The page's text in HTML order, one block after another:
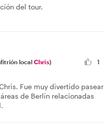
del tour.
local Chris)
1
Fue muy divertido pasear
de Berlín relacionadas